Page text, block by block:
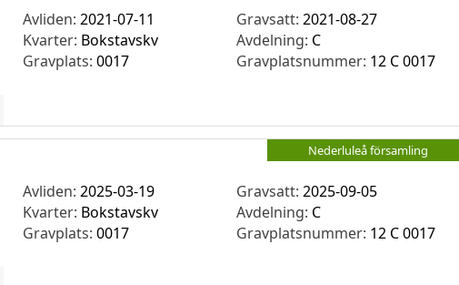
Avliden:2021-07-11 Gravsatt:2021-08-27
Kvarter: Bokstavskv Avdelning: C
Gravplats:0017 Gravplatsnummer: 12 C 0017
Nederluleå församling
Avliden:2025-03-19 Gravsatt:2025-09-05
Kvarter: Bokstavskv Avdelning: C
Gravplats:0017 Gravplatsnummer: 12 C 0017